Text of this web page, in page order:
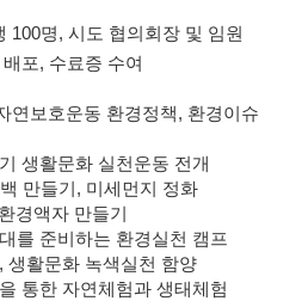
100명, 시도 협의회장 및 임원
포, 수료증 수여
연보호운동 환경정책, 환경이슈
생활문화 실천운동 전개
만들기, 미세먼지 정화
경액자 만들기
를 준비하는 환경실천 캠프
생활문화 녹색실천 함양
통한 자연체험과 생태체험